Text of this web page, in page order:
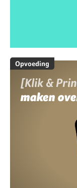
Opvoeding
[Klik &
maken